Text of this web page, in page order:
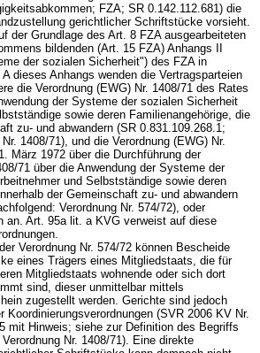
FZA; SR 0.142.112.681) die
gerichtlicher Schriftstücke vorsieht.
der Grundlage des Art. 8 FZAausgearbeiteten
bildenden (Art. 15 FZA) Anhangs II
der sozialen Sicherheit") des FZA in
dieses Anhangs wenden die Vertragsparteien
die Verordnung (EWG) Nr. 1408/71 des Rates
der Systeme der sozialen Sicherheit
sowie deren Familienangehörige, die
zu- und abwandern (SR 0.831.109.268.1;
1408/71), und die Verordnung (EWG) Nr.
März 1972 über die Durchführung der
71 über die Anwendung der Systeme der
und Selbstständige sowie deren
der Gemeinschaft zu- und abwandern
Verordnung Nr. 574/72), oder
an. Art. 95a lit. a KVG verweist auf diese
Verordnung Nr. 574/72 können Bescheide
eines Trägers eines Mitgliedstaats, die für
Mitgliedstaats wohnende oder sich dort
sind, dieser unmittelbar mittels
zugestellt werden. Gerichte sind jedoch
Koordinierungsverordnungen (SVR 2006 KV Nr.
mit Hinweis; siehe zur Definition des Begriffs
Nr. 1408/71). Eine direkte